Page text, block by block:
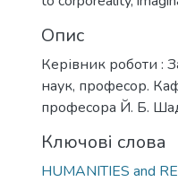
Опис
Керівник роботи :
наук, професор.
професора Й. Б.
Ключові слова
HUMANITIES and